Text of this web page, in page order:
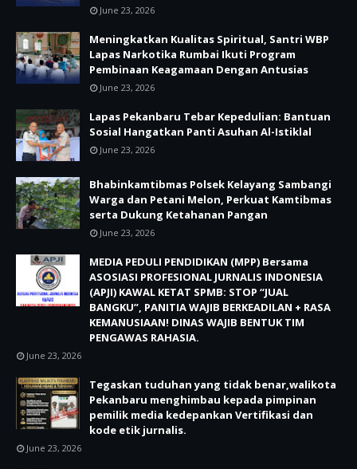
June 23, 2026
Meningkatkan Kualitas Spiritual, Santri WBP
Lapas Narkotika Rumbai Ikuti Program
Pembinaan Keagamaan Dengan Antusias
June 23, 2026
Lapas Pekanbaru Tebar Kepedulian: Bantuan
Sosial Hangatkan Panti Asuhan Al-Istiklal
June 23, 2026
Bhabinkamtibmas Polsek Kelayang Sambangi
Warga dan Petani Melon, Perkuat Kamtibmas
serta Dukung Ketahanan Pangan
June 23, 2026
MEDIA PEDULI PENDIDIKAN (MPP) Bersama
ASOSIASI PROFESIONAL JURNALIS INDONESIA
(APJI) KAWAL KETAT SPMB: STOP “JUAL
BANGKU”, PANITIA WAJIB BERKEADILAN + RASA
KEMANUSIAAN! DINAS WAJIB BENTUK TIM
PENGAWAS RAHASIA.
June 23, 2026
Tegaskan tuduhan yang tidak benar,walikota
Pekanbaru menghimbau kepada pimpinan
pemilik media kedepankan Vertifikasi dan
kode etik jurnalis.
June 23, 2026